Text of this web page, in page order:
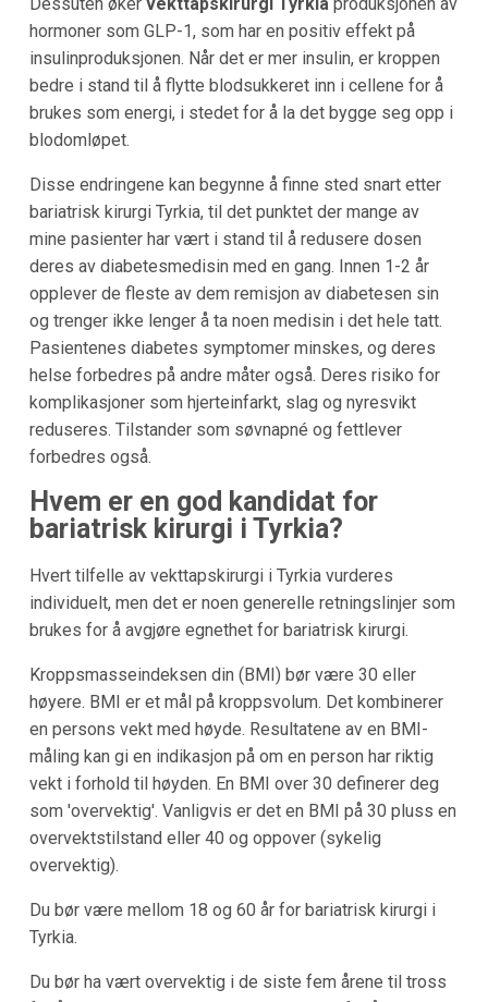
hormoner som GLP-1, som har en positiv effekt på
insulinproduksjonen. Når det er mer insulin, er kroppen
bedre i stand til å flytte blodsukkeret inn i cellene for å
brukes som energi, i stedet for å la det bygge seg opp i
blodomløpet.
Disse endringene kan begynne å finne sted snart etter
bariatrisk kirurgi Tyrkia, til det punktet der mange av
mine pasienter har vært i stand til å redusere dosen
deres av diabetesmedisin med en gang. Innen 1-2 år
opplever de fleste av dem remisjon av diabetesen sin
og trenger ikke lenger å ta noen medisin i det hele tatt.
Pasientenes diabetes symptomer minskes, og deres
helse forbedres på andre måter også. Deres risiko for
komplikasjoner som hjerteinfarkt, slag og nyresvikt
reduseres. Tilstander som søvnapné og fettlever
forbedres også.
Hvem er en god kandidat for
bariatrisk kirurgi i Tyrkia?
Hvert tilfelle av vekttapskirurgi i Tyrkia vurderes
individuelt, men det er noen generelle retningslinjer som
brukes for å avgjøre egnethet for bariatrisk kirurgi.
Kroppsmasseindeksen din (BMI) bør være 30 eller
høyere. BMI er et mål på kroppsvolum. Det kombinerer
en persons vekt med høyde. Resultatene av en BMI-
måling kan gi en indikasjon på om en person har riktig
vekt i forhold til høyden. En BMI over 30 definerer deg
som 'overvektig'. Vanligvis er det en BMI på 30 pluss en
overvektstilstand eller 40 og oppover (sykelig
overvektig).
Du bør være mellom 18 og 60 år for bariatrisk kirurgi i
Tyrkia.
Du bør ha vært overvektig i de siste fem årene til tross